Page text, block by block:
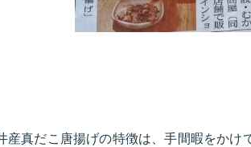
産真だこ唐揚げの特徴は、手間暇をかけ